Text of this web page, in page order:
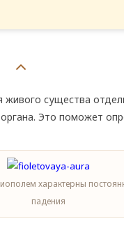
живого существа
Это поможет
характерны
падения